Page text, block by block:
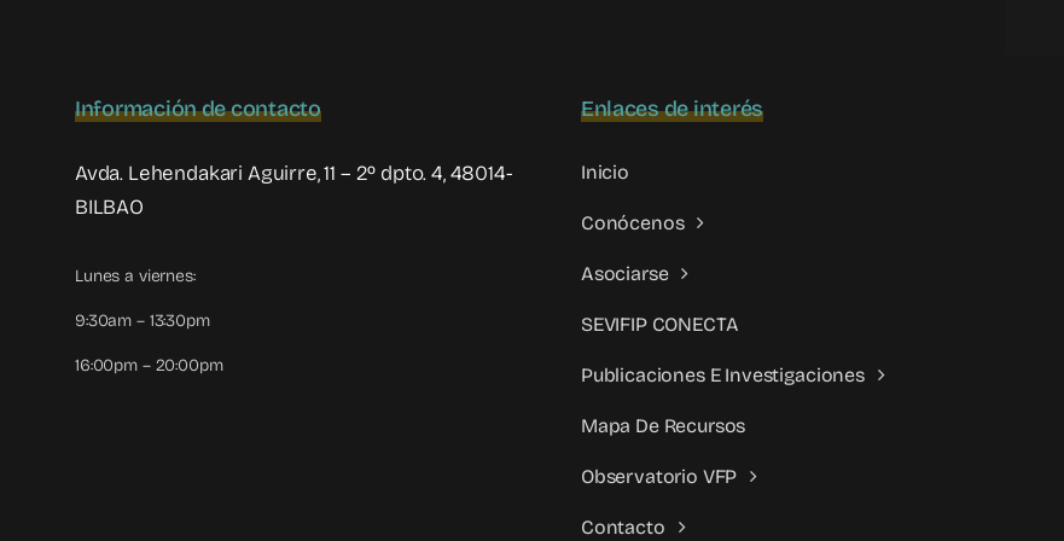
Información de contacto
Avda. Lehendakari Aguirre, 11 – 2º dpto. 4, 48014-
BILBAO
Lunes a viernes:
9:30am – 13:30pm
16:00pm – 20:00pm
Enlaces de interés
Inicio
Conócenos
Asociarse
SEVIFIP CONECTA
Publicaciones E Investigaciones
Mapa De Recursos
Observatorio VFP
Contacto